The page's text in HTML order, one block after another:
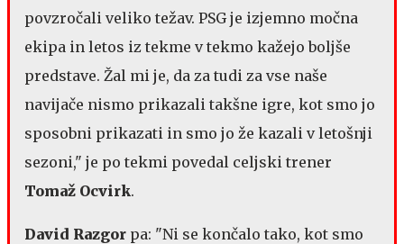
povzročali veliko težav. PSG je izjemno močna
ekipa in letos iz tekme v tekmo kažejo boljše
predstave. Žal mi je, da za tudi za vse naše
navijače nismo prikazali takšne igre, kot smo jo
sposobni prikazati in smo jo že kazali v letošnji
sezoni," je po tekmi povedal celjski trener
Tomaž Ocvirk.
David Razgor pa: "Ni se končalo tako, kot smo